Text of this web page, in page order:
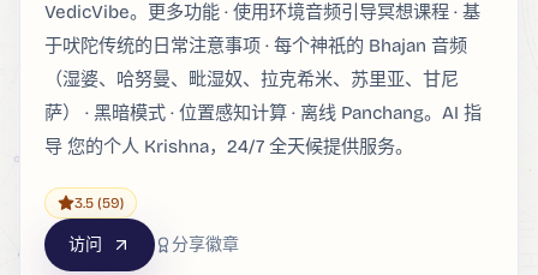
VedicVibe。更多功能 · 使用环境音频引导冥想课程 · 基
于吠陀传统的日常注意事项 · 每个神祇的 Bhajan 音频
（湿婆、哈努曼、毗湿奴、拉克希米、苏里亚、甘尼
萨） · 黑暗模式 · 位置感知计算 · 离线 Panchang。AI 指
导 您的个人 Krishna，24/7 全天候提供服务。
3.5 (59)
访问 分享徽章